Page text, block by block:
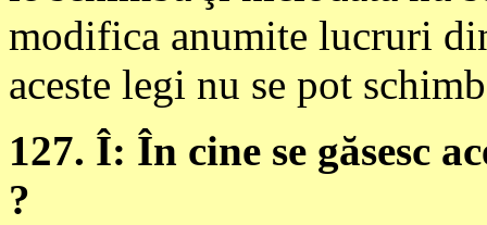
modifica anumite lucruri
aceste legi nu se pot
127. Î: În cine se găsesc
?